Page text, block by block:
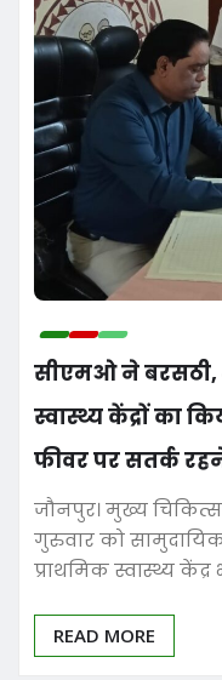
सीएमओ ने बरसठी,
स्वास्थ्य केंद्रों का
फीवर पर सतर्क
जौनपुर। मुख्य
गुरुवार को
प्राथमिक स्वास्थ्य
READ MORE